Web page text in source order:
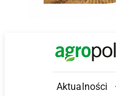
Main Logo
Aktualności